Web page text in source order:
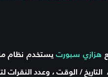
هزازي سبورتيستخدم نظام
/ الوقت ، وعدد النقرات